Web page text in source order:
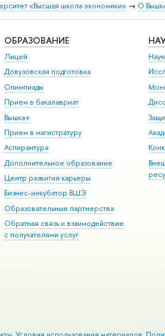
«Высшая школа экономики» → О
ОБРАЗОВАНИЕ
Лицей
Довузовская подготовка
Олимпиады
Прием в бакалавриат
Вышка+
Прием в магистратуру
Аспирантура
Дополнительное образование
Центр развития карьеры
Бизнес-инкубатор ВШЭ
Образовательные партнерства
Обратная связь и взаимодействие
с получателями услуг